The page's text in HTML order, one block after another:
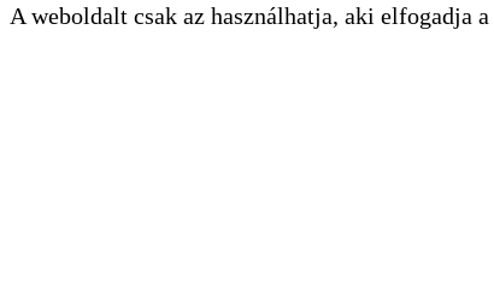
A weboldalt csak az használhatja, aki elfogadja a